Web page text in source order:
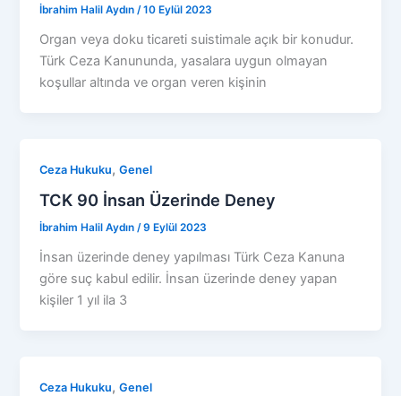
İbrahim Halil Aydın/10 Eylül 2023
Organ veya doku ticareti suistimale açık bir konudur.
Türk Ceza Kanununda, yasalara uygun olmayan
koşullar altında ve organ veren kişinin
Ceza Hukuku,Genel
TCK 90 İnsan Üzerinde Deney
İbrahim Halil Aydın/9 Eylül 2023
İnsan üzerinde deney yapılması Türk Ceza Kanuna
göre suç kabul edilir. İnsan üzerinde deney yapan
kişiler 1 yıl ila 3
Ceza Hukuku,Genel